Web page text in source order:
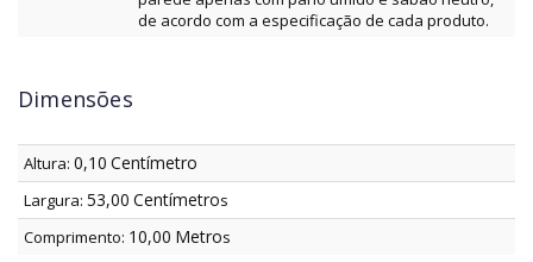
de acordo com a especificação de cada produto.
Dimensões
Altura: 0,10 Centímetro
Largura: 53,00 Centímetros
Comprimento: 10,00 Metros